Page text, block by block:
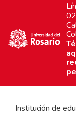
Institución de